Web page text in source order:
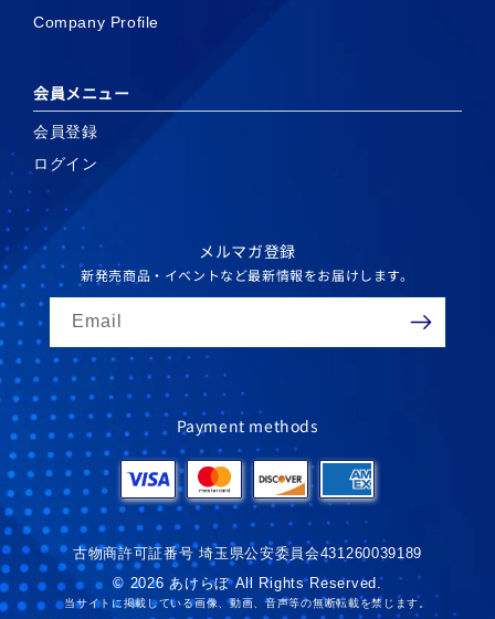
Company Profile
会員メニュー
会員登録
ログイン
メルマガ登録
新発売商品・イベントなど最新情報をお届けします。
Email
Payment methods
古物商許可証番号 埼玉県公安委員会431260039189
© 2026 あけらぼ All Rights Reserved.
当サイトに掲載している画像、動画、音声等の無断転載を禁じます。